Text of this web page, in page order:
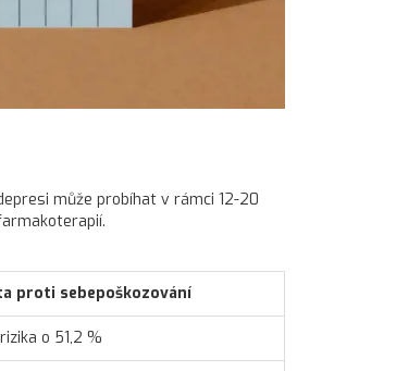
může probíhat v rámci 12-20
proti sebepoškozování
o 51,2 %